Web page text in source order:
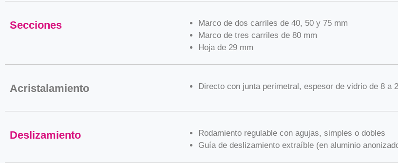
Secciones
Marco de dos carriles de 40, 50 y 75 mm
Marco de tres carriles de 80 mm
Hoja de 29 mm
Acristalamiento Directo con junta perimetral, espesor de vidrio de 8 a
Deslizamiento
Rodamiento regulable con agujas, simples o dobles
Guía de deslizamiento extraíble (en aluminio